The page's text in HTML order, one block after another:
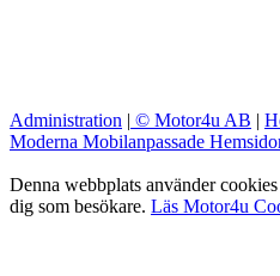
Administration | © Motor4u AB |
Moderna Mobilanpassade
Denna webbplats använder
dig som besökare. Läs Motor4u